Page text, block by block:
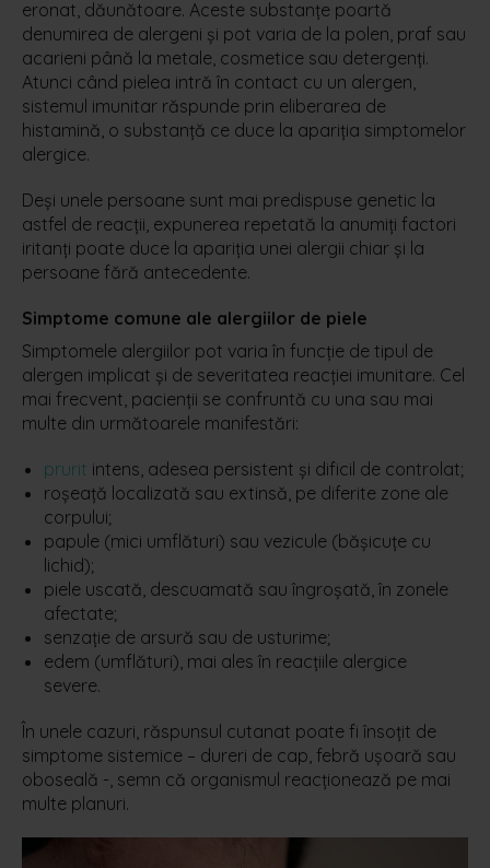
eronat, dăunătoare. Aceste substanțe poartă
denumirea de alergeni și pot varia de la polen, praf sau
acarieni până la metale, cosmetice sau detergenți.
Atunci când pielea intră în contact cu un alergen,
sistemul imunitar răspunde prin eliberarea de
histamină, o substanță ce duce la apariția simptomelor
alergice.
Deși unele persoane sunt mai predispuse genetic la
astfel de reacții, expunerea repetată la anumiți factori
iritanți poate duce la apariția unei alergii chiar și la
persoane fără antecedente.
Simptome comune ale alergiilor de piele
Simptomele alergiilor pot varia în funcție de tipul de
alergen implicat și de severitatea reacției imunitare. Cel
mai frecvent, pacienții se confruntă cu una sau mai
multe din următoarele manifestări:
prurit intens, adesea persistent și dificil de controlat;
roșeață localizată sau extinsă, pe diferite zone ale
corpului;
papule (mici umflături) sau vezicule (bășicuțe cu
lichid);
piele uscată, descuamată sau îngroșată, în zonele
afectate;
senzație de arsură sau de usturime;
edem (umflături), mai ales în reacțiile alergice
severe.
În unele cazuri, răspunsul cutanat poate fi însoțit de
simptome sistemice – dureri de cap, febră ușoară sau
oboseală -, semn că organismul reacționează pe mai
multe planuri.